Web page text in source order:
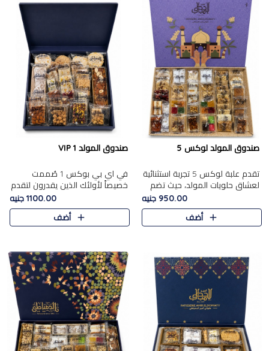
صندوق المولد لوكس 5
تقدم علبة لوكس 5 تجربة استثنائية
لعشاق حلويات المولد، حيث تضم
42 قطعة من تشكيلة فاخرة تجمع
بين أشهر الأصناف التقليدية وأصناف
مميزة مختارة بع..
950.00 جنيه
أضف
صندوق المولد VIP 1
في اي بي بوكس 1 صُممت
خصيصاً لأولئك الذين يقدرون لتقدم
تجربة استثنائية بوكس تجمع بين
أفخر حلويات المولد المصري مع
تشكيلة مختارة من الأصناف ..
1100.00 جنيه
أضف